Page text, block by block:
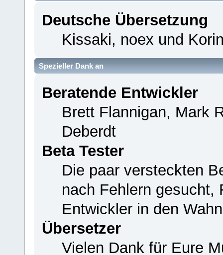
Deutsche Übersetzung
Kissaki, noex und
Spezieller Dank an
Beratende Entwickler
Brett Flannigan, Mark
Deberdt
Beta Tester
Die paar versteckten
nach Fehlern gesucht,
Entwickler in den
Übersetzer
Vielen Dank für Eure